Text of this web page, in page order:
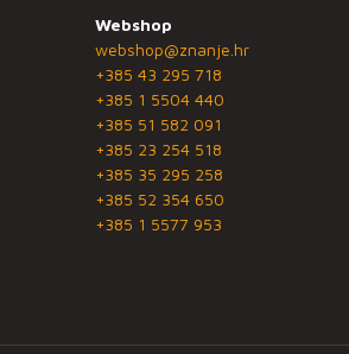
Webshop
webshop@znanje.hr
+385 43 295 718
+385 1 5504 440
+385 51 582 091
+385 23 254 518
+385 35 295 258
+385 52 354 650
+385 1 5577 953